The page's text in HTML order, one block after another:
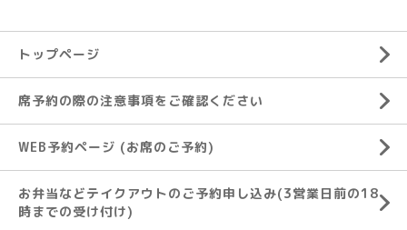
トップページ
席予約の際の注意事項をご確認ください
WEB予約ページ (お席のご予約)
お弁当などテイクアウトのご予約申し込み(3営業日前の18
時までの受け付け)